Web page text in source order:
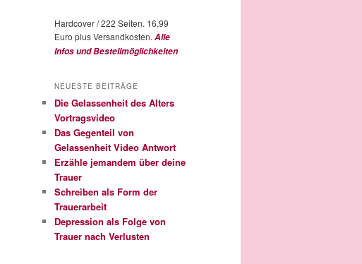
Hardcover / 222 Seiten. 16,99
Euro plus Versandkosten.Alle
Infos und Bestellmöglichkeiten
NEUESTE BEITRÄGE
Die Gelassenheit des Alters
Vortragsvideo
Das Gegenteil von
Gelassenheit Video Antwort
Erzähle jemandem über deine
Trauer
Schreiben als Form der
Trauerarbeit
Depression als Folge von
Trauer nach Verlusten